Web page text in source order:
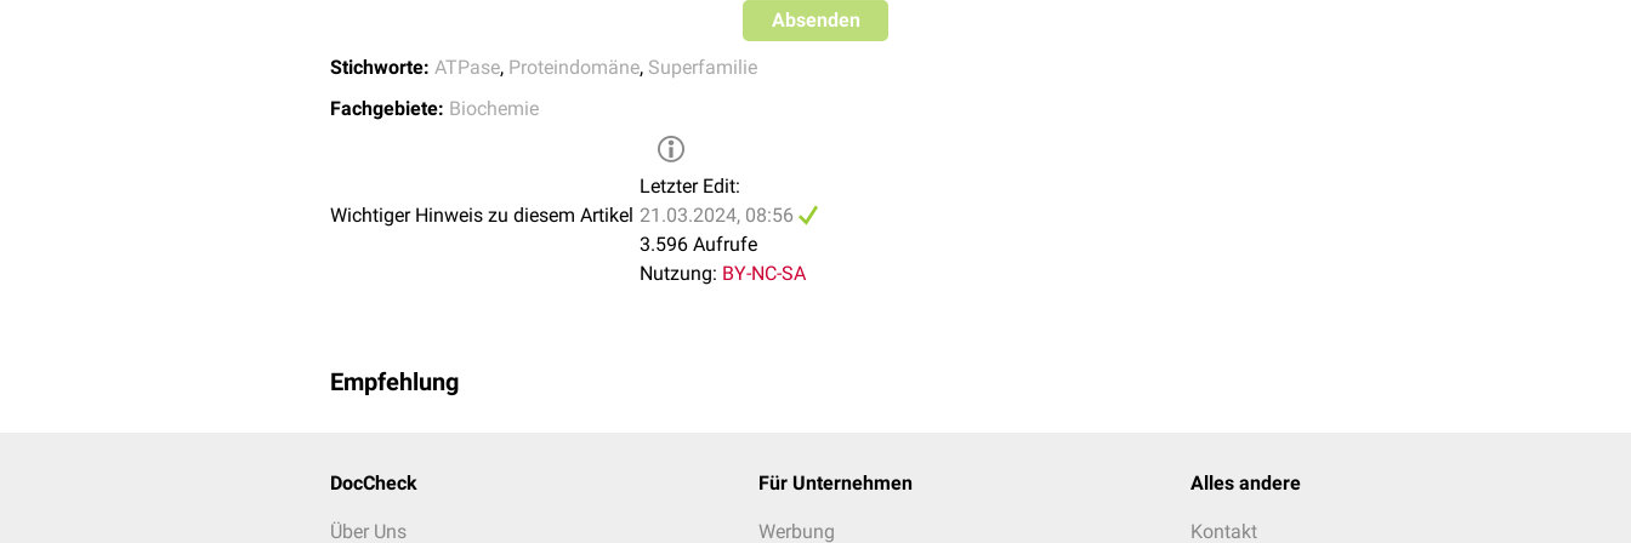
Absenden
Stichworte: ATPase, Proteindomäne, Superfamilie
Fachgebiete: Biochemie
Wichtiger Hinweis zu diesem Artikel
Letzter Edit:
21.03.2024, 08:56
3.596 Aufrufe
Nutzung: BY-NC-SA
Empfehlung
DocCheck
Über Uns
Für Unternehmen
Werbung
Alles andere
Kontakt